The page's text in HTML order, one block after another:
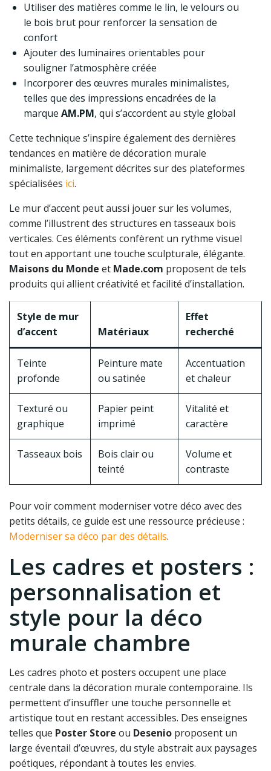
Utiliser des matières comme le lin, le velours ou
le bois brut pour renforcer la sensation de
confort
Ajouter des luminaires orientables pour
souligner l’atmosphère créée
Incorporer des œuvres murales minimalistes,
telles que des impressions encadrées de la
marque AM.PM, qui s’accordent au style global
Cette technique s’inspire également des dernières
tendances en matière de décoration murale
minimaliste, largement décrites sur des plateformes
spécialisées ici.
Le mur d’accent peut aussi jouer sur les volumes,
comme l’illustrent des structures en tasseaux bois
verticales. Ces éléments confèrent un rythme visuel
tout en apportant une touche sculpturale, élégante.
Maisons du Monde et Made.com proposent de tels
produits qui allient créativité et facilité d’installation.
Style de mur
d’accent
Matériaux
Effet
recherché
Teinte
profonde
Peinture mate
ou satinée
Accentuation
et chaleur
Texturé ou
graphique
Papier peint
imprimé
Vitalité et
caractère
Tasseaux bois
Bois clair ou
teinté
Volume et
contraste
Pour voir comment moderniser votre déco avec des
petits détails, ce guide est une ressource précieuse :
Moderniser sa déco par des détails.
Les cadres et posters :
personnalisation et
style pour la déco
murale chambre
Les cadres photo et posters occupent une place
centrale dans la décoration murale contemporaine. Ils
permettent d’insuffler une touche personnelle et
artistique tout en restant accessibles. Des enseignes
telles que Poster Store ou Desenio proposent un
large éventail d’œuvres, du style abstrait aux paysages
poétiques, répondant à toutes les envies.